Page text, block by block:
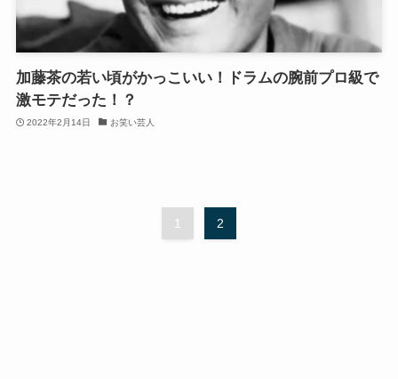
加藤茶の若い頃がかっこいい！ドラムの腕前プロ級で
激モテだった！？
2022年2月14日 お笑い芸人
1 2